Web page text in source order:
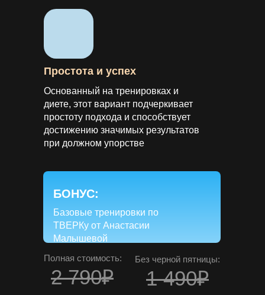
Простота и успех
Основанный на тренировках и
диете, этот вариант подчеркивает
простоту подхода и способствует
достижению значимых результатов
при должном упорстве
БОНУС:
Базовые тренировки по
ТВЕРКу от Анастасии
Малышевой
1 490₽
Без черной пятницы:
2 790₽
Полная стоимость: